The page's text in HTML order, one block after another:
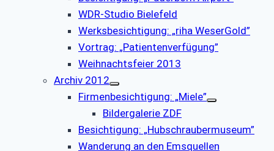
WDR-Studio Bielefeld
Werksbesichtigung: „riha WeserGold”
Vortrag: „Patientenverfügung”
Weihnachtsfeier 2013
Archiv 2012
Firmenbesichtigung: „Miele”
Bildergalerie ZDF
Besichtigung: „Hubschraubermuseum”
Wanderung an den Emsquellen